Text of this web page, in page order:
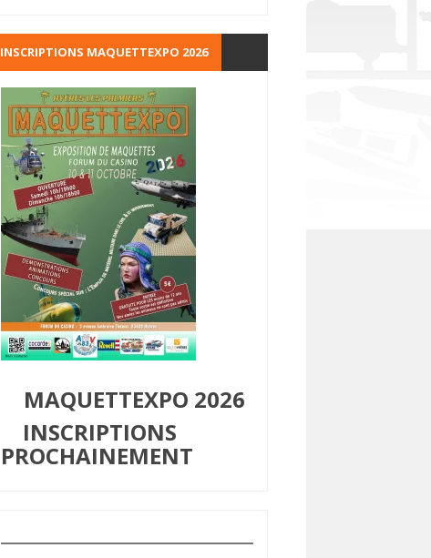
INSCRIPTIONS MAQUETTEXPO 2026
MAQUETTEXPO 2026
INSCRIPTIONS
PROCHAINEMENT